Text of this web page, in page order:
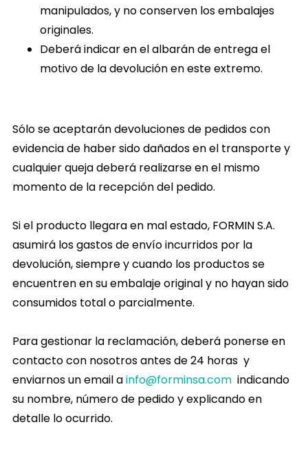
manipulados, y no conserven los embalajes
originales.
Deberá indicar en el albarán de entrega el
motivo de la devolución en este extremo.
Sólo se aceptarán devoluciones de pedidos con
evidencia de haber sido dañados en el transporte y
cualquier queja deberá realizarse en el mismo
momento de la recepción del pedido.
Si el producto llegara en mal estado, FORMIN S.A.
asumirá los gastos de envío incurridos por la
devolución, siempre y cuando los productos se
encuentren en su embalaje original y no hayan sido
consumidos total o parcialmente.
Para gestionar la reclamación, deberá ponerse en
contacto con nosotros antes de 24 horas y
enviarnos un email ainfo@forminsa.com indicando
su nombre, número de pedido y explicando en
detalle lo ocurrido.